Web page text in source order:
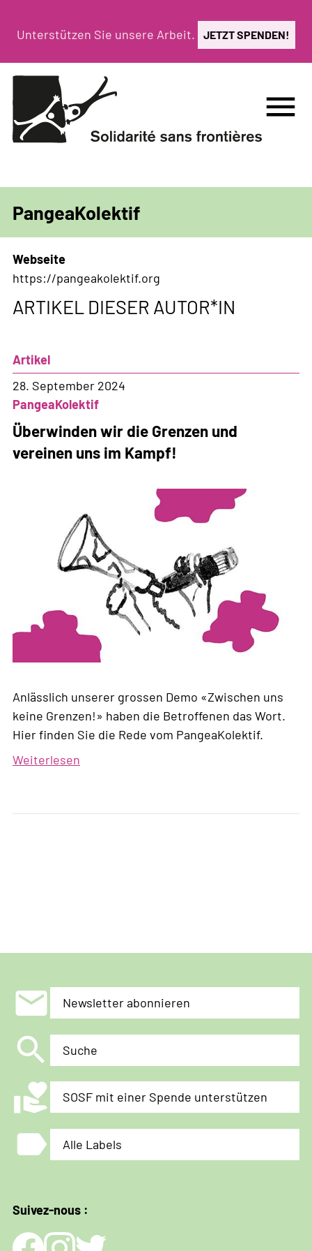
zumUnterstützen Sie unsere Arbeit. JETZT SPENDEN!
menu
PangeaKolektif
Webseite
https://pangeakolektif.org
ARTIKEL DIESER AUTOR*IN
Artikel
28. September 2024
PangeaKolektif
Überwinden wir die Grenzen und
vereinen uns im Kampf!
Anlässlich unserer grossen Demo «Zwischen uns
keine Grenzen!» haben die Betroffenen das Wort.
Hier finden Sie die Rede vom PangeaKolektif.
Weiterlesen
die
mail Newsletter abonnieren
search Suche
volunteer_activism SOSF mit einer Spende unterstützen
label Alle Labels
Suivez-nous :